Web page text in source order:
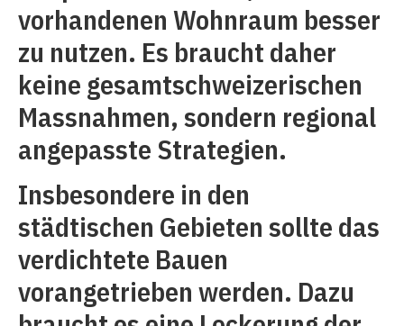
vorhandenen Wohnraum besser
zu nutzen. Es braucht daher
keine gesamtschweizerischen
Massnahmen, sondern regional
angepasste Strategien.
Insbesondere in den
städtischen Gebieten sollte das
verdichtete Bauen
vorangetrieben werden. Dazu